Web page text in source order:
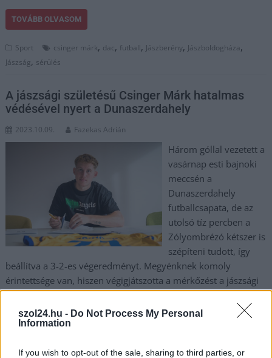
szol24.hu - Do Not Process My Personal
Information
If you wish to opt-out of the sale, sharing to third parties, or
TOVÁBB OLVASOM
Sport csinger márk, dac, futball, Jászberény, Jászboldogháza,
Jászság, sérülés
A jászsági születésű Csinger Márk hatalmas
védésével nyert a Dunaszerdahely
2023.10.09. Fazekas Adrián
Három góllal vezetett a
vasárnap esti bajnoki
meccsén a
Dunaszerdahely
futballcsapata, de az
utolsó tíz percben a
Zólyombrézó kétszer is
szépíteni tudott, így
beállítva a 3-2-es végeredményt. Megyénknek komoly
érintettsége van, hiszen végigjátszotta a mérkőzést a jászsági
születésű Csinger Márk.
TOVÁBB OLVASOM
JNSZ megyei hírek csinger márk ,dac,futball ,Jászboldogháza,